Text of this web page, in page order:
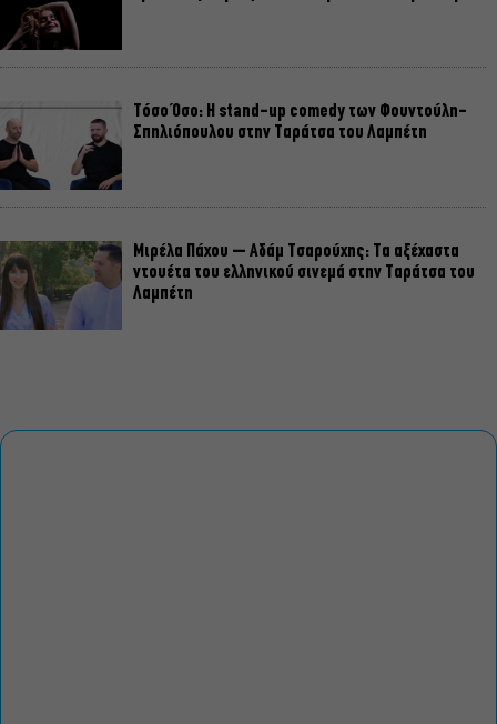
Τόσο Όσο: Η stand-up comedy των Φουντούλη-
Σπηλιόπουλου στην Ταράτσα του Λαμπέτη
Μιρέλα Πάχου – Αδάμ Τσαρούχης: Τα αξέχαστα
ντουέτα του ελληνικού σινεμά στην Ταράτσα του
Λαμπέτη